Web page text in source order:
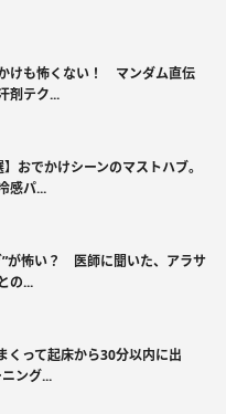
けも怖くない！ マンダム直伝
剤テク...
】おでかけシーンのマストハブ。
感パ...
”が怖い？ 医師に聞いた、アラサ
の...
くって起床から30分以内に出
ング...